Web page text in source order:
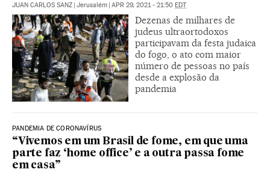
JUAN CARLOS SANZ | Jerusalém | APR 29, 2021 - 21:50 EDT
Dezenas de milhares de
judeus ultraortodoxos
participavam da festa judaica
do fogo, o ato com maior
número de pessoas no país
desde a explosão da
pandemia
PANDEMIA DE CORONAVÍRUS
“Vivemos em um Brasil de fome, em que uma
parte faz ‘home office’ e a outra passa fome
em casa”